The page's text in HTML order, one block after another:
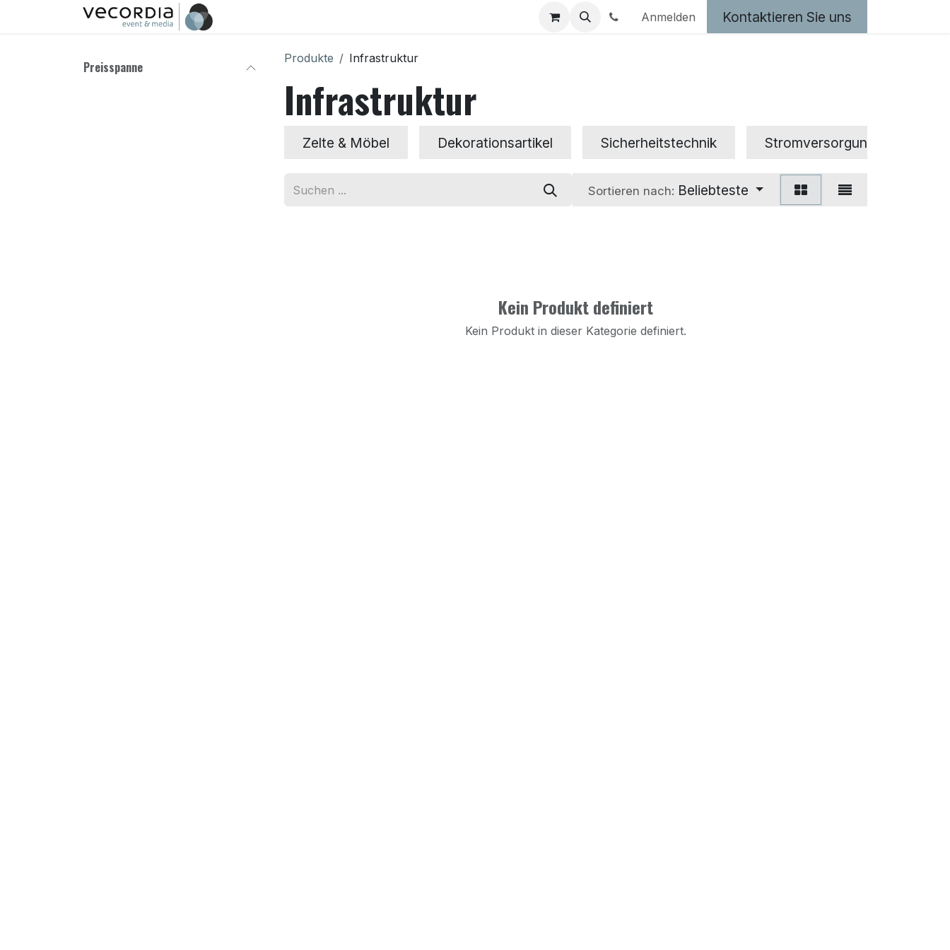
Zum Inhalt springen Anmelden Kontaktieren Sie uns
Preisspanne
Produkte Infrastruktur
Infrastruktur
Zelte & Möbel Dekorationsartikel Sicherheitstechnik Stromversorgung
Sortieren nach: Beliebteste
Kein Produkt definiert
Kein Produkt in dieser Kategorie definiert.